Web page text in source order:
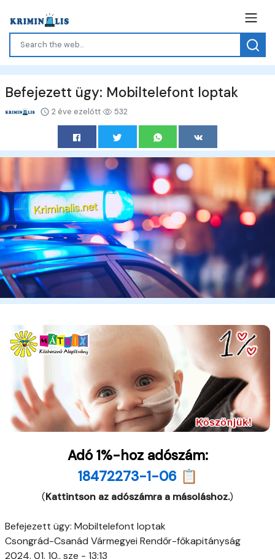
Befejezett ügy: Mobiltelefont loptak
2 éve ezelőtt 532
Adó 1%-hoz adószám:
18472273-1-06 📋
(Kattintson az adószámra a másoláshoz.)
Befejezett ügy: Mobiltelefont loptak
Csongrád-Csanád Vármegyei Rendőr-főkapitányság
2024. 01. 10., sze - 13:13